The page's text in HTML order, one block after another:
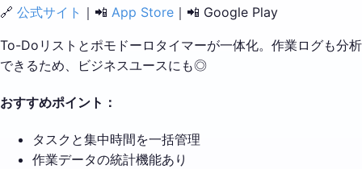
🔗 公式サイト ｜📲 App Store ｜📲 Google Play
To-Doリストとポモドーロタイマーが一体化。作業ログも分析
できるため、ビジネスユースにも◎
おすすめポイント：
タスクと集中時間を一括管理
作業データの統計機能あり